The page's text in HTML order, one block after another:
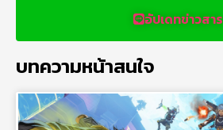
อัปเดทข่าวสาร
บทความหน้าสนใจ